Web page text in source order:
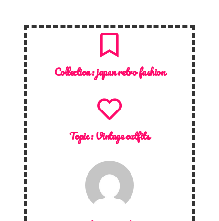
Collection :japan retro fashion
Topic :Vintage outfits